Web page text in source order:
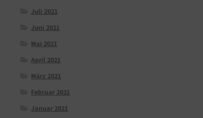
Juli 2021
Juni 2021
Mai 2021
April 2021
März 2021
Februar 2021
Januar 2021